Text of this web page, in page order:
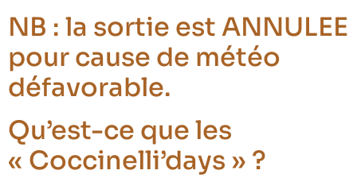
NB : la sortie est ANNULEE
pour cause de météo
défavorable.
Qu’est-ce que les
« Coccinelli’days » ?